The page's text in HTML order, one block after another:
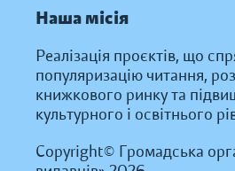
Наша місія
Реалізація проєктів, що
популяризацію читання,
книжкового ринку та
культурного і освітнього
Copyright© Громадська